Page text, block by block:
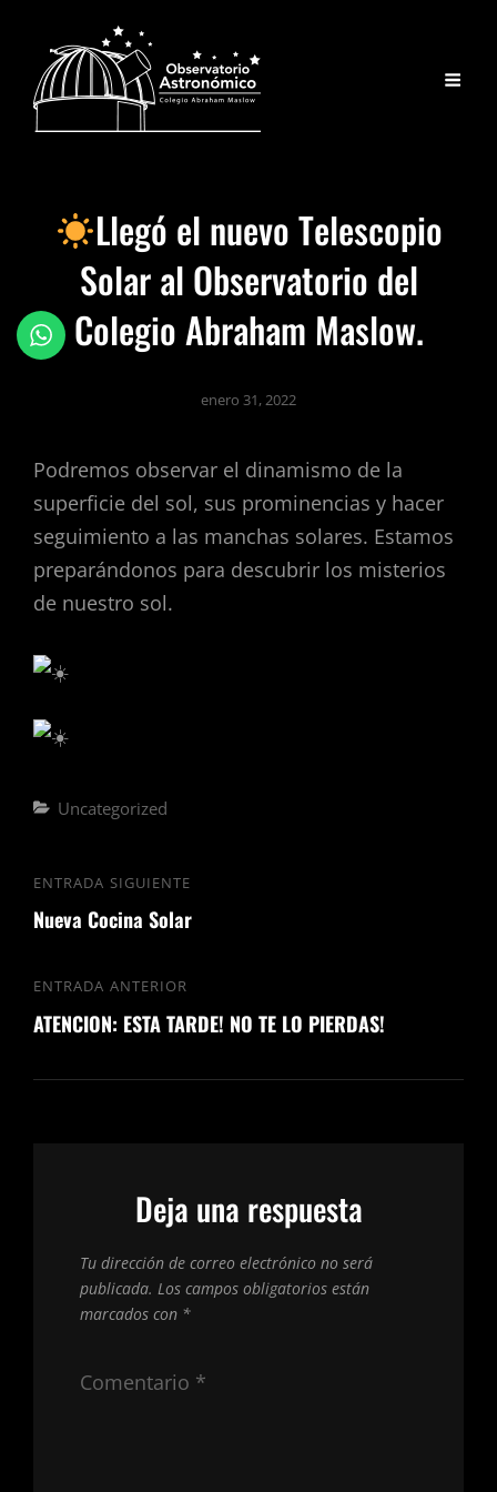
Llegó el nuevo Telescopio
Solar al Observatorio del
Colegio Abraham Maslow.
enero 31, 2022
Podremos observar el dinamismo de la
superficie del sol, sus prominencias y hacer
seguimiento a las manchas solares. Estamos
preparándonos para descubrir los misterios
de nuestro sol.
Uncategorized
ENTRADA ANTERIOR
ATENCION: ESTA TARDE! NO TE LO PIERDAS!
ENTRADA SIGUIENTE
Nueva Cocina Solar
Deja una respuesta
Tu dirección de correo electrónico no será
publicada. Los campos obligatorios están
marcados con *
Comentario *